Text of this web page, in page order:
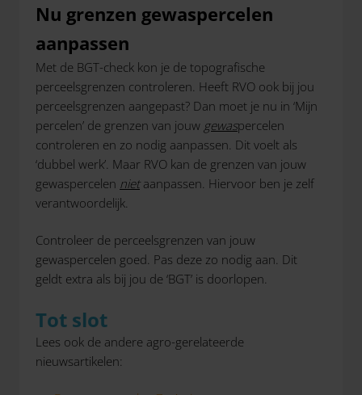
Nu grenzen gewaspercelen
aanpassen
Met de BGT-check kon je de topografische
perceelsgrenzen controleren. Heeft RVO ook bij jou
perceelsgrenzen aangepast? Dan moet je nu in ‘Mijn
percelen’ de grenzen van jouw gewaspercelen
controleren en zo nodig aanpassen. Dit voelt als
‘dubbel werk’. Maar RVO kan de grenzen van jouw
gewaspercelen nietaanpassen. Hiervoor ben je zelf
verantwoordelijk.
Controleer de perceelsgrenzen van jouw
gewaspercelen goed. Pas deze zo nodig aan. Dit
geldt extra als bij jou de ‘BGT’ is doorlopen.
Tot slot
Lees ook de andere agro-gerelateerde
nieuwsartikelen: